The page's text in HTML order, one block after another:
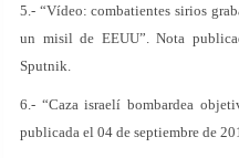
5.- “Vídeo: combatientes sirios
un misil de EEUU”. Nota
Sputnik.
6.- “Caza israelí bombardea
publicada el 04 de septiembre de